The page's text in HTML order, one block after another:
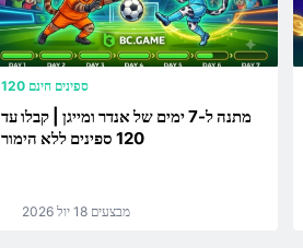
120 ספינים חינם
מתנה ל-7 ימים של אנדר ומייגן | קבלו עד
120 ספינים ללא הימור
מבצעים 18 יול 2026